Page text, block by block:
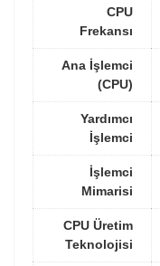
CPU
Frekansı
Ana İşlemci
(CPU)
Yardımcı
İşlemci
İşlemci
Mimarisi
CPU Üretim
Teknolojisi